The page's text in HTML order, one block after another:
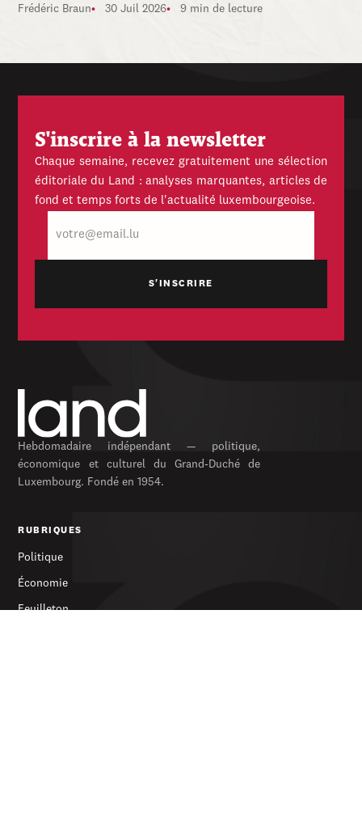
Frédéric Braun 30 Juil 2026 9 min de lecture
S'inscrire à la newsletter
Chaque semaine, recevez gratuitement une sélection
éditoriale du Land : analyses marquantes, articles de
fond et temps forts de l'actualité luxembourgeoise.
mail
Hebdomadaire indépendant — politique,
économique et culturel du Grand-Duché de
Luxembourg. Fondé en 1954.
RUBRIQUES
Politique
Économie
Feuilleton